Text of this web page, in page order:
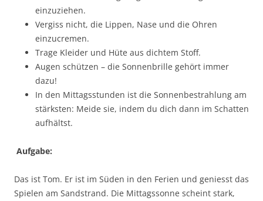
einzuziehen.
Vergiss nicht, die Lippen, Nase und die Ohren
einzucremen.
Trage Kleider und Hüte aus dichtem Stoff.
Augen schützen – die Sonnenbrille gehört immer
dazu!
In den Mittagsstunden ist die Sonnenbestrahlung am
stärksten: Meide sie, indem du dich dann im Schatten
aufhältst.
Aufgabe:
Das ist Tom. Er ist im Süden in den Ferien und geniesst das
Spielen am Sandstrand. Die Mittagssonne scheint stark,